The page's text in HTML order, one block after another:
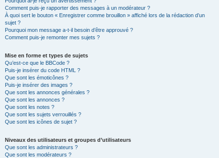
Comment puis-je rapporter des messages à un modérateur ?
À quoi sert le bouton « Enregistrer comme brouillon » affiché lors de la rédaction d’un
sujet ?
Pourquoi mon message a-t-il besoin d’être approuvé ?
Comment puis-je remonter mes sujets ?
Mise en forme et types de sujets
Qu’est-ce que le BBCode ?
Puis-je insérer du code HTML ?
Que sont les émoticônes ?
Puis-je insérer des images ?
Que sont les annonces générales ?
Que sont les annonces ?
Que sont les notes ?
Que sont les sujets verrouillés ?
Que sont les icônes de sujet ?
Niveaux des utilisateurs et groupes d’utilisateurs
Que sont les administrateurs ?
Que sont les modérateurs ?